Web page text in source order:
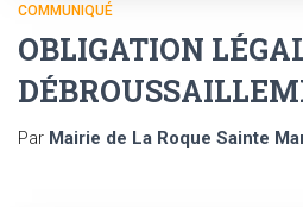
COMMUNIQUÉ
OBLIGATION
Par Mairie de La Roque Sainte